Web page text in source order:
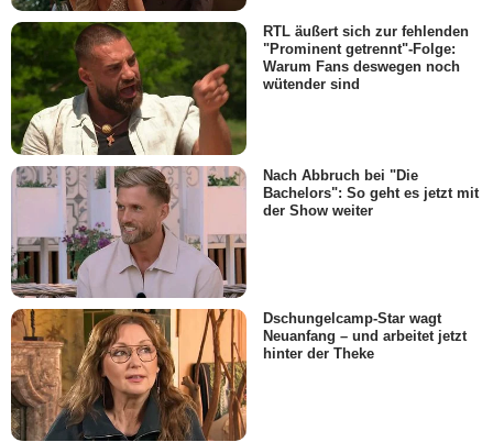
RTL äußert sich zur fehlenden
"Prominent getrennt"-Folge:
Warum Fans deswegen noch
wütender sind
Nach Abbruch bei "Die
Bachelors": So geht es jetzt mit
der Show weiter
Dschungelcamp-Star wagt
Neuanfang – und arbeitet jetzt
hinter der Theke